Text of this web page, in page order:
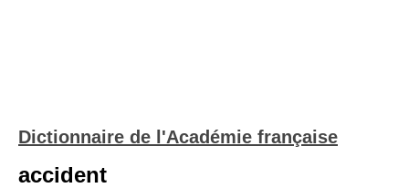
Dictionnaire de l'Académie française
accident